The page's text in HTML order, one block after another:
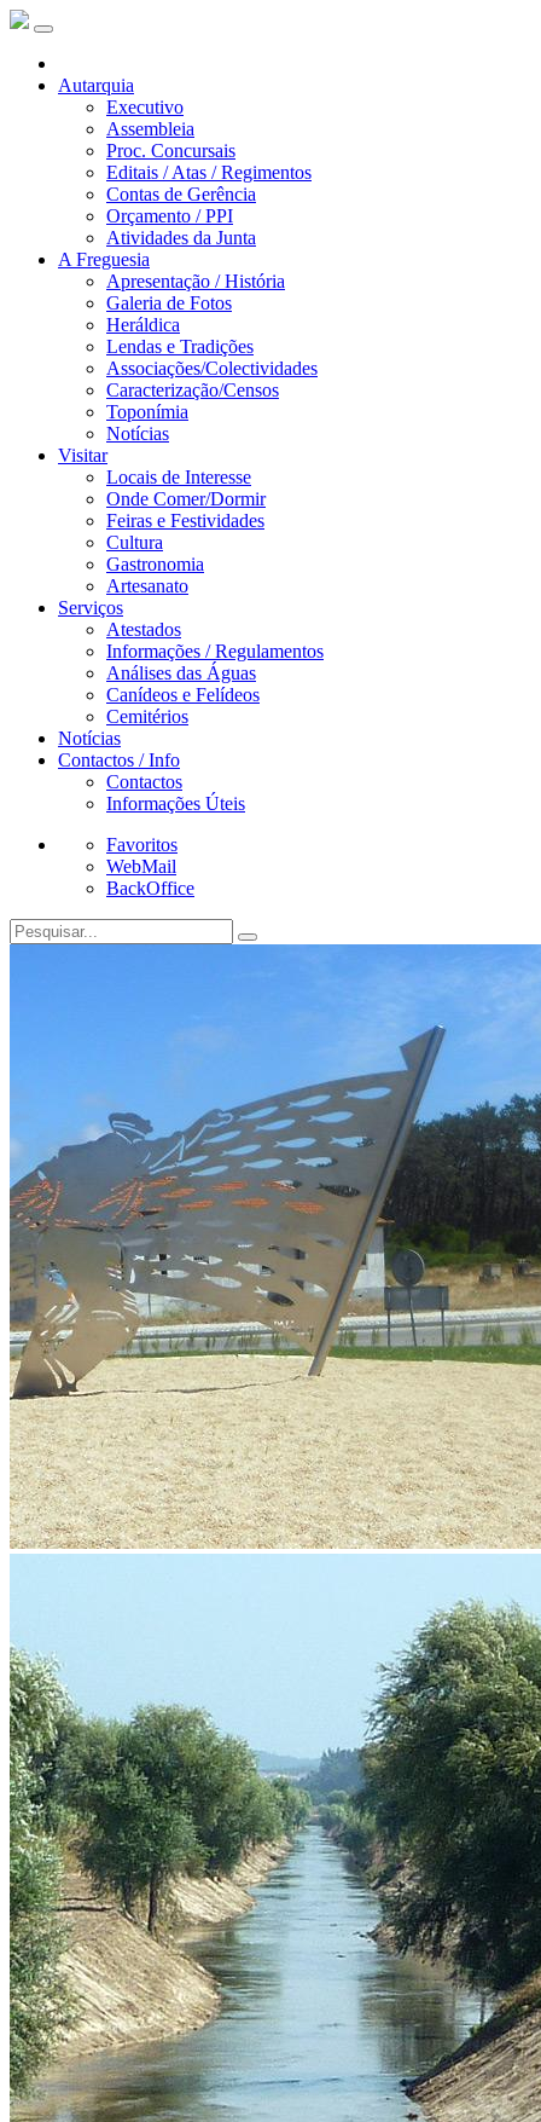
Autarquia
Executivo
Assembleia
Proc. Concursais
Editais / Atas / Regimentos
Contas de Gerência
Orçamento / PPI
Atividades da Junta
A Freguesia
Apresentação / História
Galeria de Fotos
Heráldica
Lendas e Tradições
Associações/Colectividades
Caracterização/Censos
Toponímia
Notícias
Visitar
Locais de Interesse
Onde Comer/Dormir
Feiras e Festividades
Cultura
Gastronomia
Artesanato
Serviços
Atestados
Informações / Regulamentos
Análises das Águas
Canídeos e Felídeos
Cemitérios
Notícias
Contactos / Info
Contactos
Informações Úteis
Favoritos
WebMail
BackOffice